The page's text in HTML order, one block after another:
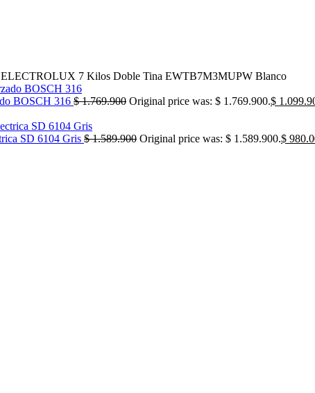
ELECTROLUX 7 Kilos Doble Tina EWTB7M3MUPW Blanco
BOSCH 316 $1.769.900 Original price was: $ 1.769.900.$
SD 6104 Gris $1.589.900 Original price was: $ 1.589.900.$